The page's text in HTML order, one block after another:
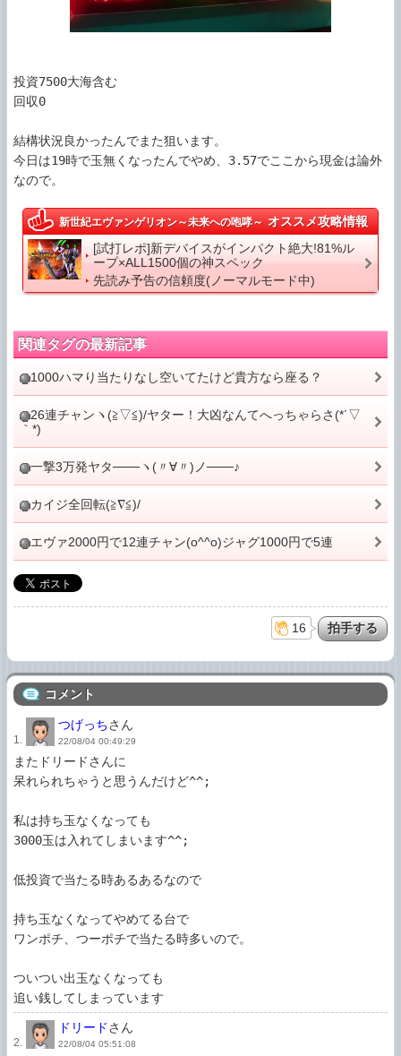
投資7500大海含む
回収0
結構状況良かったんでまた狙います。
今日は19時で玉無くなったんでやめ、3.57でここから現金は論外
新世紀エヴァンゲリオン～未来への咆哮～ オススメ攻略情報
[試打レポ]新デバイスがインパクト絶大!81%ル
ープ×ALL1500個の神スペック
先読み予告の信頼度(ノーマルモード中)
関連タグの最新記事
1000ハマり当たりなし空いてたけど貴方なら座る？
26連チャンヽ(≧▽≦)/ヤター！大凶なんてへっちゃらさ(*´▽
｀*)
一撃3万発ヤタ───ヽ(〃∀〃)ノ───♪
カイジ全回転(≧∇≦)/
エヴァ2000円で12連チャン(o^^o)ジャグ1000円で5連
16
コメント
1.
つげっちさん
22/08/04 00:49:29
またドリードさんに
呆れられちゃうと思うんだけど^^;
私は持ち玉なくなっても
3000玉は入れてしまいます^^;
低投資で当たる時あるあるなので
持ち玉なくなってやめてる台で
ワンポチ、つーポチで当たる時多いので。
ついつい出玉なくなっても
追い銭してしまっています
2.
ドリードさん
22/08/04 05:51:08